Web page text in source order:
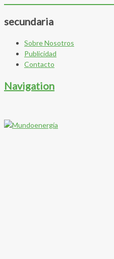
secundaria
Sobre Nosotros
Publicidad
Contacto
Navigation